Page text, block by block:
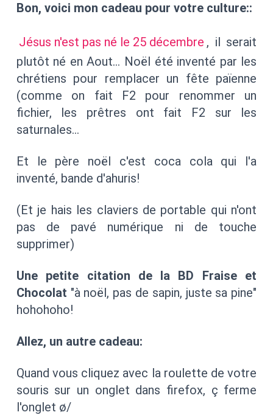
Bon, voici mon cadeau pour votre culture::
Jésus n'est pas né le 25 décembre , il serait
plutôt né en Aout… Noël été inventé par les
chrétiens pour remplacer un fête païenne
(comme on fait F2 pour renommer un
fichier, les prêtres ont fait F2 sur les
saturnales…
Et le père noël c'est coca cola qui l'a
inventé, bande d'ahuris!
(Et je hais les claviers de portable qui n'ont
pas de pavé numérique ni de touche
supprimer)
Une petite citation de la BD Fraise et
Chocolat "à noël, pas de sapin, juste sa pine"
hohohoho!
Allez, un autre cadeau:
Quand vous cliquez avec la roulette de votre
souris sur un onglet dans firefox, ç ferme
l'onglet ø/